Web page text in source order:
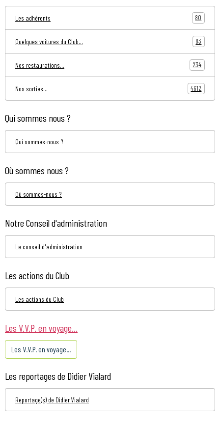
Les adhérents 80
Quelques voitures du Club... 83
Nos restaurations... 234
Nos sorties... 4612
Qui sommes nous ?
Qui sommes-nous ?
Où sommes nous ?
Où sommes-nous ?
Notre Conseil d'administration
Le conseil d'administration
Les actions du Club
Les actions du Club
Les V.V.P. en voyage...
Les V.V.P. en voyage...
Les reportages de Didier Vialard
Reportage(s) de Didier Vialard